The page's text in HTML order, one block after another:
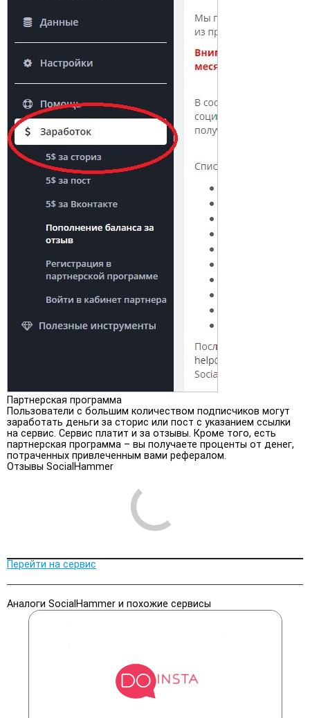
Партнерская программа
Пользователи с большим количеством подписчиков могут
заработать деньги за сторис или пост с указанием ссылки
на сервис. Сервис платит и за отзывы. Кроме того, есть
партнерская программа – вы получаете проценты от денег,
потраченных привлеченным вами рефералом.
Отзывы SocialHammer
Перейти на сервис
Аналоги SocialHammer и похожие сервисы